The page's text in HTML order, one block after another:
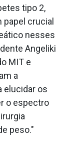
tipo 2,
papel crucial
nesses
Angeliki
MIT e
a
elucidar os
o espectro
peso."